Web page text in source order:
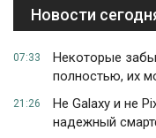
Новости
07:33
Некоторые
полностью, их
21:26
Не Galaxy и не
надежный